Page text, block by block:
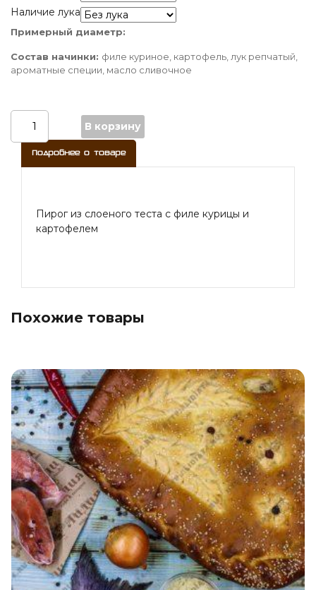
Наличие лука
Количество
из
слоеного
филе
картофелем
В корзину
Примерный диаметр:
Состав начинки: филе куриное, картофель, лук репчатый,
ароматные специи, масло сливочное
Подробнее о товаре
Пирог из слоеного теста с филе курицы и
картофелем
Похожие товары